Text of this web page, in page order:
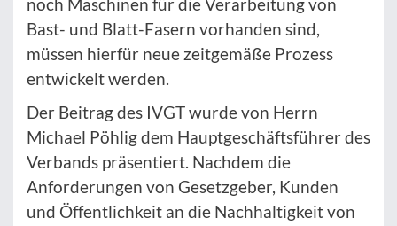
noch Maschinen für die Verarbeitung von
Bast- und Blatt-Fasern vorhanden sind,
müssen hierfür neue zeitgemäße Prozess
entwickelt werden.
Der Beitrag des IVGT wurde von Herrn
Michael Pöhlig dem Hauptgeschäftsführer des
Verbands präsentiert. Nachdem die
Anforderungen von Gesetzgeber, Kunden
und Öffentlichkeit an die Nachhaltigkeit von